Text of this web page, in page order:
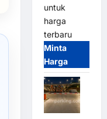
untuk
harga
terbaru
Minta
Harga